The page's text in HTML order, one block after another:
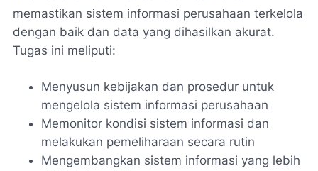
memastikan sistem informasi perusahaan terkelola
dengan baik dan data yang dihasilkan akurat.
Tugas ini meliputi:
Menyusun kebijakan dan prosedur untuk
mengelola sistem informasi perusahaan
Memonitor kondisi sistem informasi dan
melakukan pemeliharaan secara rutin
Mengembangkan sistem informasi yang lebih